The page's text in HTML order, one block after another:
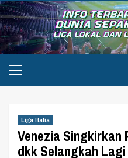
Skip
to
content
Menu
Liga Italia
Venezia Singkirkan
dkk Selangkah